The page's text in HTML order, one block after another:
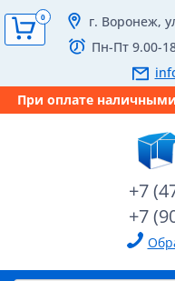
г. Воронеж,
Пн-Пт 9.00-
При оплате
+7
+7
0